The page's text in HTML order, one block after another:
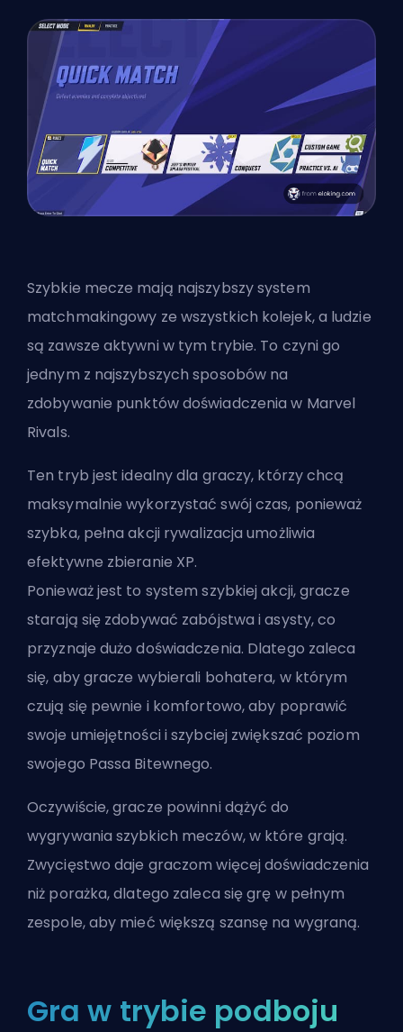
Szybkie mecze mają najszybszy system
matchmakingowy ze wszystkich kolejek, a ludzie
są zawsze aktywni w tym trybie. To czyni go
jednym z najszybszych sposobów na
zdobywanie punktów doświadczenia w Marvel
Rivals.
Ten tryb jest idealny dla graczy, którzy chcą
maksymalnie wykorzystać swój czas, ponieważ
szybka, pełna akcji rywalizacja umożliwia
efektywne zbieranie XP.
Ponieważ jest to system szybkiej akcji, gracze
starają się zdobywać zabójstwa i asysty, co
przyznaje dużo doświadczenia. Dlatego zaleca
się, aby gracze wybierali bohatera, w którym
czują się pewnie i komfortowo, aby poprawić
swoje umiejętności i szybciej zwiększać poziom
swojego Passa Bitewnego.
Oczywiście, gracze powinni dążyć do
wygrywania szybkich meczów, w które grają.
Zwycięstwo daje graczom więcej doświadczenia
niż porażka, dlatego zaleca się grę w pełnym
zespole, aby mieć większą szansę na wygraną.
Gra w trybie podboju